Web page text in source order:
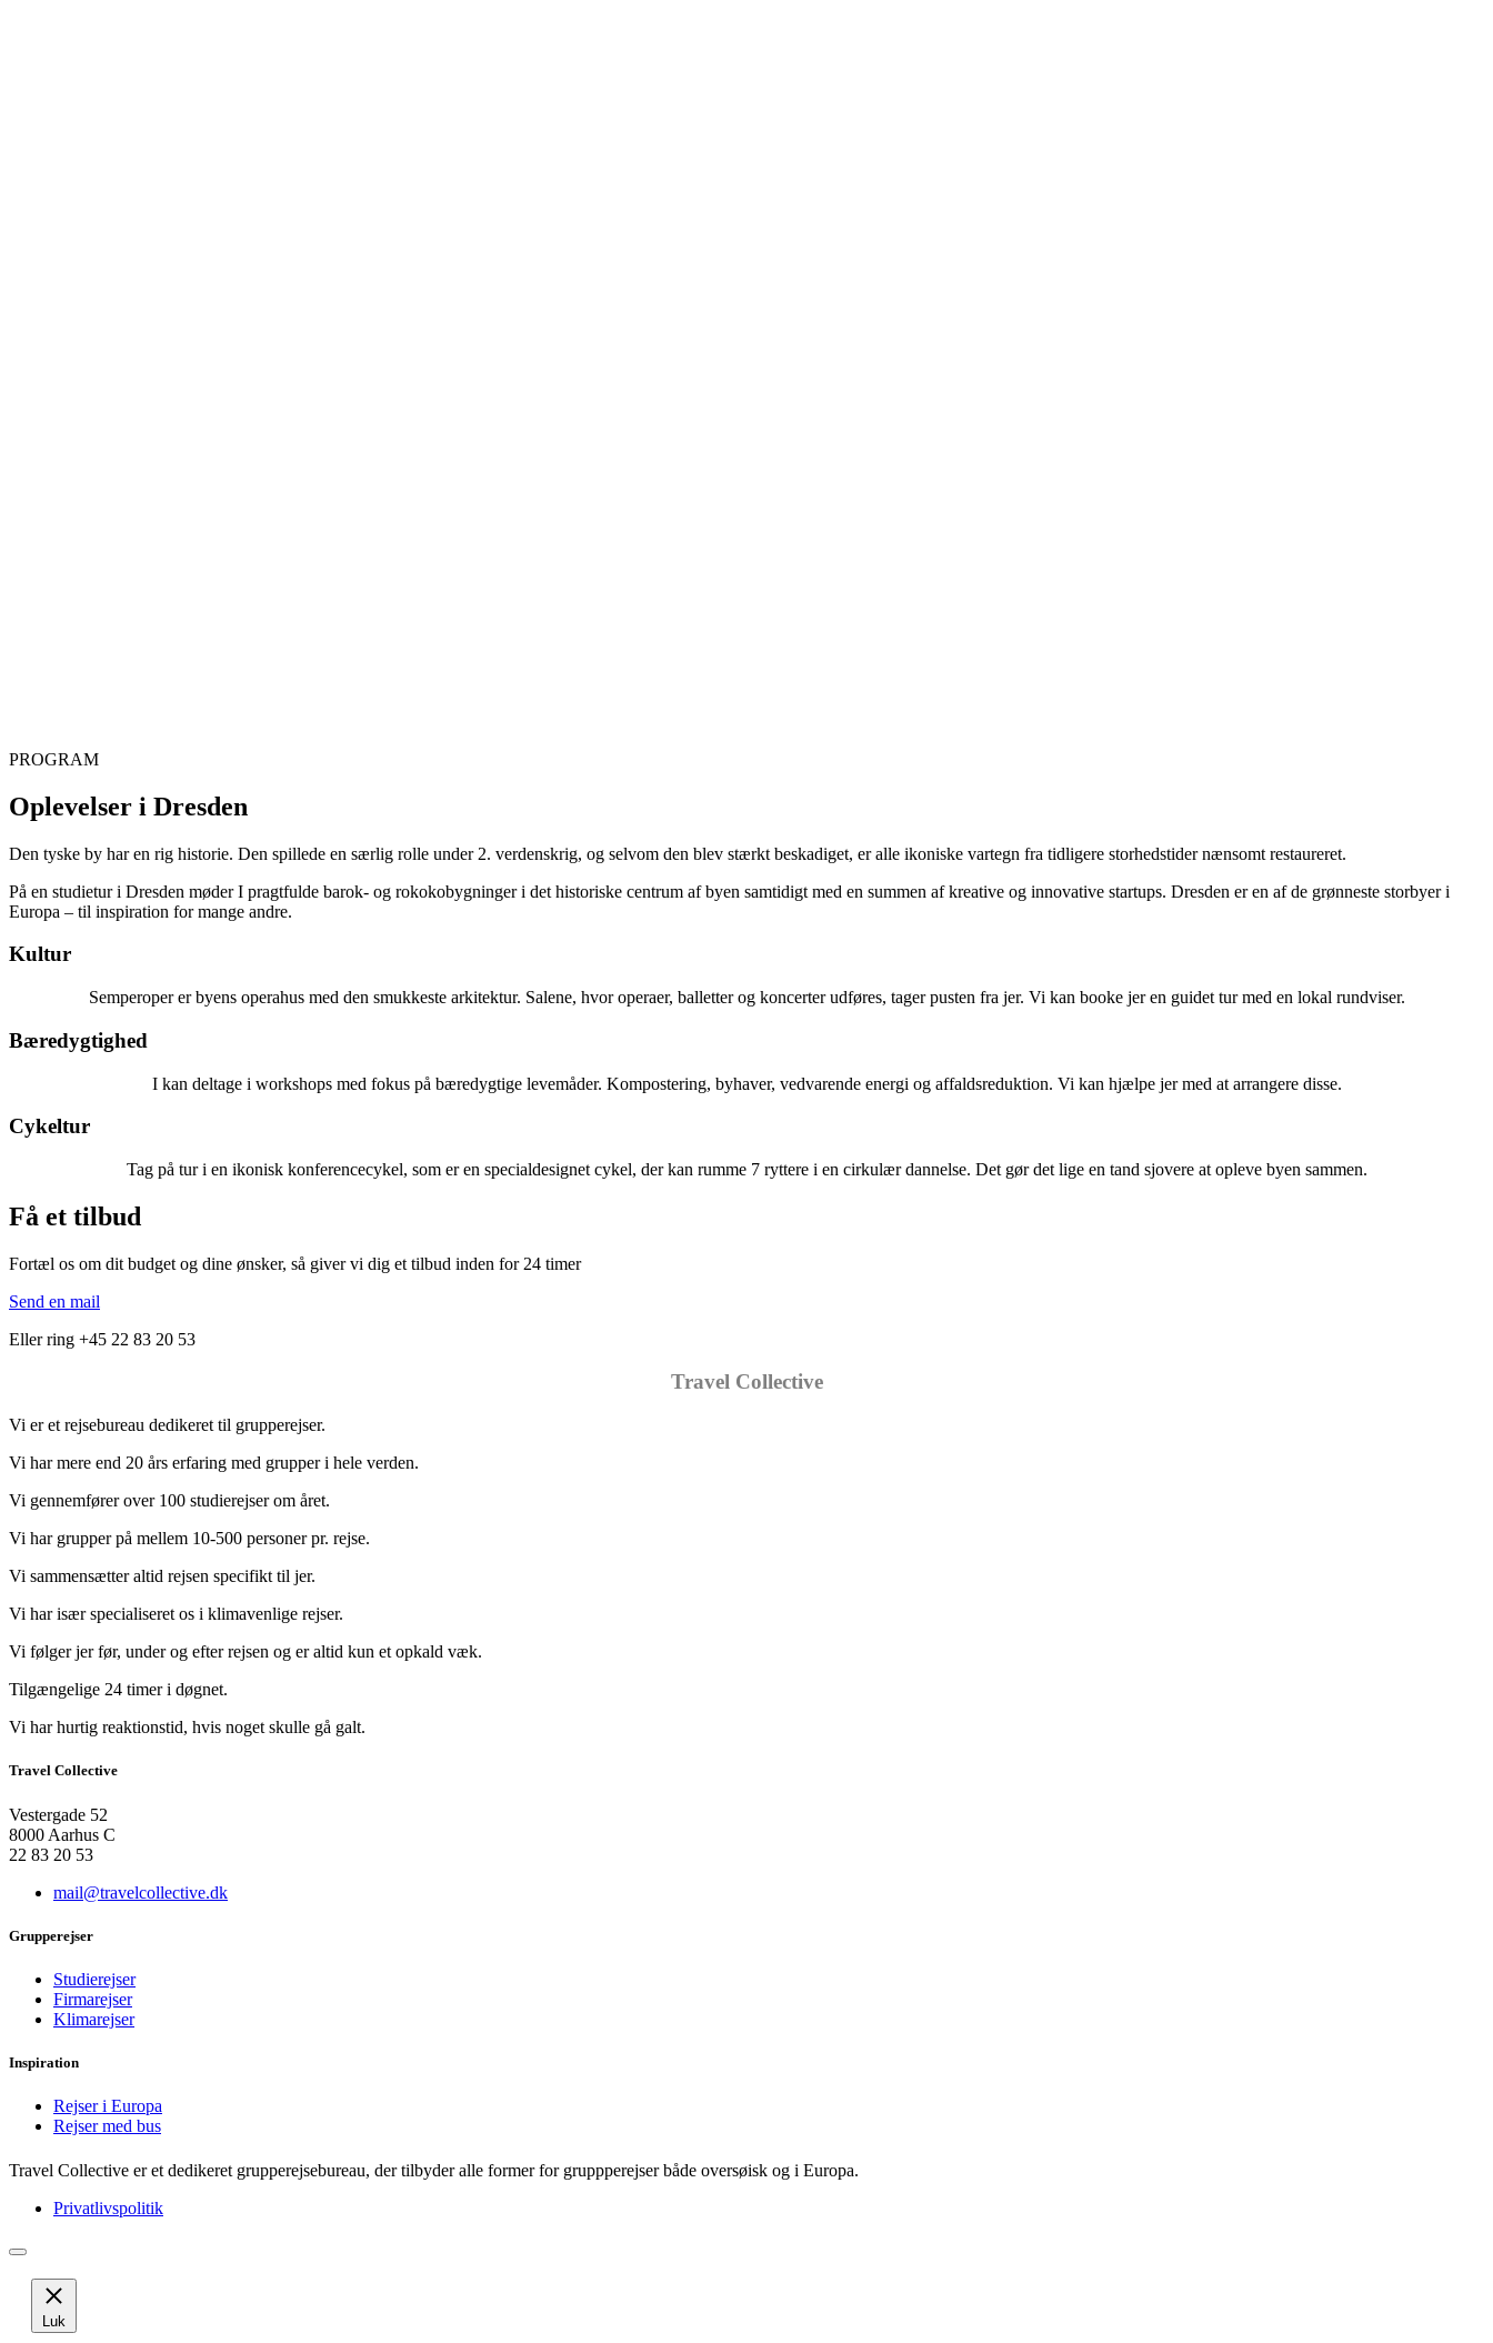
PROGRAM
Oplevelser i Dresden
Den tyske by har en rig historie. Den spillede en særlig rolle under 2. verdenskrig, og selvom den blev stærkt beskadiget, er alle ikoniske vartegn fra tidligere storhedstider nænsomt restaureret.
På en studietur i Dresden møder I pragtfulde barok- og rokokobygninger i det historiske centrum af byen samtidigt med en summen af kreative og innovative startups. Dresden er en af de grønneste storbyer i
Europa – til inspiration for mange andre.
Kultur
Semperoper er byens operahus med den smukkeste arkitektur. Salene, hvor operaer, balletter og koncerter udføres, tager pusten fra jer. Vi kan booke jer en guidet tur med en lokal rundviser.
Bæredygtighed
I kan deltage i workshops med fokus på bæredygtige levemåder. Kompostering, byhaver, vedvarende energi og affaldsreduktion. Vi kan hjælpe jer med at arrangere disse.
Cykeltur
Tag på tur i en ikonisk konferencecykel, som er en specialdesignet cykel, der kan rumme 7 ryttere i en cirkulær dannelse. Det gør det lige en tand sjovere at opleve byen sammen.
Få et tilbud
Fortæl os om dit budget og dine ønsker, så giver vi dig et tilbud inden for 24 timer
Send en mail
Eller ring +45 22 83 20 53
Travel Collective
Vi er et rejsebureau dedikeret til grupperejser.
Vi har mere end 20 års erfaring med grupper i hele verden.
Vi gennemfører over 100 studierejser om året.
Vi har grupper på mellem 10-500 personer pr. rejse.
Vi sammensætter altid rejsen specifikt til jer.
Vi har især specialiseret os i klimavenlige rejser.
Vi følger jer før, under og efter rejsen og er altid kun et opkald væk.
Tilgængelige 24 timer i døgnet.
Vi har hurtig reaktionstid, hvis noget skulle gå galt.
Travel Collective
Vestergade 52
8000 Aarhus C
22 83 20 53
mail@travelcollective.dk
Grupperejser
Studierejser
Firmarejser
Klimarejser
Inspiration
Rejser i Europa
Rejser med bus
Travel Collective er et dedikeret grupperejsebureau, der tilbyder alle former for gruppperejser både oversøisk og i Europa.
Privatlivspolitik
Luk